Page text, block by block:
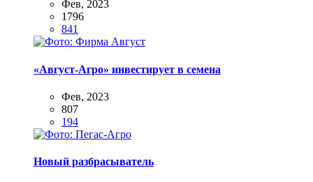
Фев, 2023
1796
841
«Август-Агро» инвестирует в семена
Фев, 2023
807
194
Новый разбрасыватель